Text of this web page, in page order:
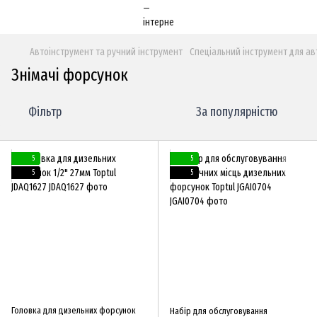
Автоінструмент та ручний інструмент Спеціальний інструмент для
Знімачі форсунок
Фільтр За популярністю
5
5
Головка для дизельних форсунок
5
5
Набір для обслуговування